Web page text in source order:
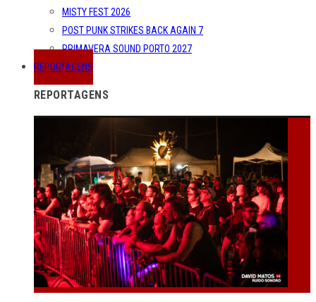
MISTY FEST 2026
POST PUNK STRIKES BACK AGAIN 7
PRIMAVERA SOUND PORTO 2027
REPORTAGENS
REPORTAGENS